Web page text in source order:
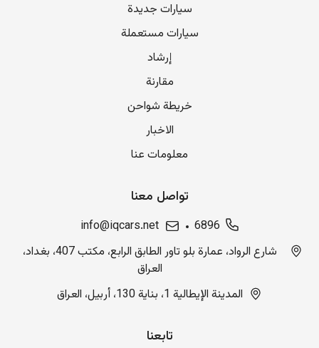
سيارات جديدة
سيارات مستعملة
إرشاد
مقارنة
خريطة شواحن
الاخبار
معلومات عنا
تواصل معنا
6896
info@iqcars.net
شارع الرواد، عمارة بلو تاور الطابق الرابع، مكتب 407، بغداد،
العراق
المدينة الإيطالية 1، بناية 130، أربيل، العراق
تابعنا